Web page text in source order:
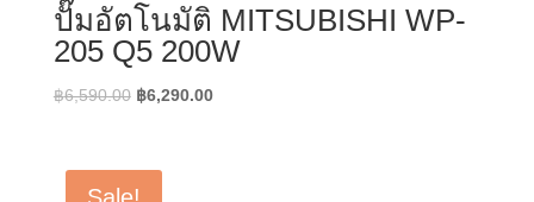
ปั๊มอัตโนมัติ MITSUBISHI WP-
205 Q5 200W
฿6,590.00 Original
฿6,590.00.
฿6,290.00Current